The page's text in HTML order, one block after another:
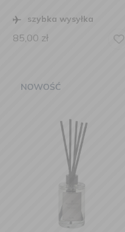
szybka wysyłka
85,00 zł